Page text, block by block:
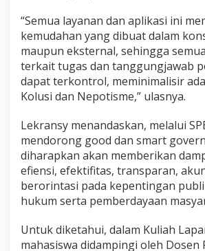
“Semua layanan dan aplikasi ini
kemudahan yang dibuat dalam
maupun eksternal, sehingga
terkait tugas dan tanggungjawab
dapat terkontrol, meminimalisir
Kolusi dan Nepotisme,” ulasnya.
Lekransy menandaskan, melalui
mendorong good dan smart
diharapkan akan memberikan
efiensi, efektifitas, transparan,
berorintasi pada kepentingan
hukum serta pemberdayaan
Untuk diketahui, dalam Kuliah
mahasiswa didampingi oleh Dosen